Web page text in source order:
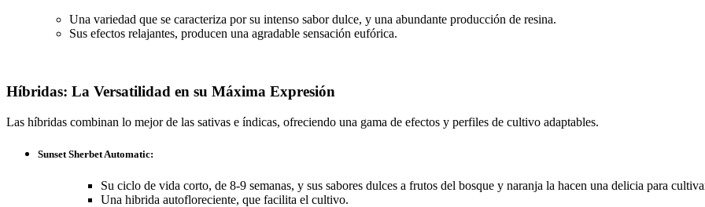
Una variedad que se caracteriza por su intenso sabor dulce, y una abundante producción de resina.
Sus efectos relajantes, producen una agradable sensación eufórica.
Híbridas: La Versatilidad en su Máxima Expresión
Las híbridas combinan lo mejor de las sativas e índicas, ofreciendo una gama de efectos y perfiles de cultivo adaptables.
Sunset Sherbet Automatic:
Su ciclo de vida corto, de 8-9 semanas, y sus sabores dulces a frutos del bosque y naranja la hacen una delicia para
Una hibrida autofloreciente, que facilita el cultivo.